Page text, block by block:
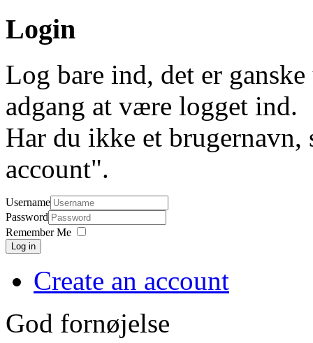
Login
Log bare ind, det er
adgang at være logget ind.
Har du ikke et brugernavn,
account".
Username
Password
Remember Me
Log in
Create an account
God fornøjelse